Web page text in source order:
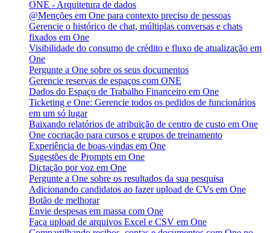
ONE - Arquitetura de dados
@Menções em One para contexto preciso de pessoas
Gerencie o histórico de chat, múltiplas conversas e chats
fixados em One
Visibilidade do consumo de crédito e fluxo de atualização em
One
Pergunte a One sobre os seus documentos
Gerencie reservas de espaços com ONE
Dados do Espaço de Trabalho Financeiro em One
Ticketing e One: Gerencie todos os pedidos de funcionários
em um só lugar
Baixando relatórios de atribuição de centro de custo em One
One cocriação para cursos e grupos de treinamento
Experiência de boas-vindas em One
Sugestões de Prompts em One
Dictação por voz em One
Pergunte a One sobre os resultados da sua pesquisa
Adicionando candidatos ao fazer upload de CVs em One
Botão de melhorar
Envie despesas em massa com One
Faça upload de arquivos Excel e CSV em One